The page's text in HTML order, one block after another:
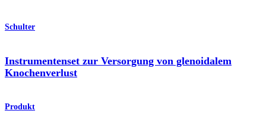
Schulter
Instrumentenset zur Versorgung von glenoidalem
Knochenverlust
Produkt